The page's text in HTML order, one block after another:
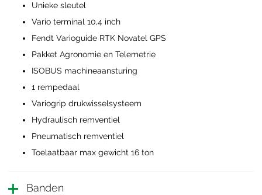
Unieke sleutel
Vario terminal 10,4 inch
Fendt Varioguide RTK Novatel GPS
Pakket Agronomie en Telemetrie
ISOBUS machineaansturing
1 rempedaal
Variogrip drukwisselsysteem
Hydraulisch remventiel
Pneumatisch remventiel
Toelaatbaar max gewicht 16 ton
Banden